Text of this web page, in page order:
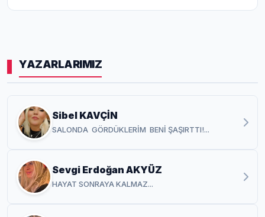
YAZARLARIMIZ
Sibel KAVÇİN
SALONDA GÖRDÜKLERİM BENİ ŞAŞIRTTI!...
Sevgi Erdoğan AKYÜZ
HAYAT SONRAYA KALMAZ...